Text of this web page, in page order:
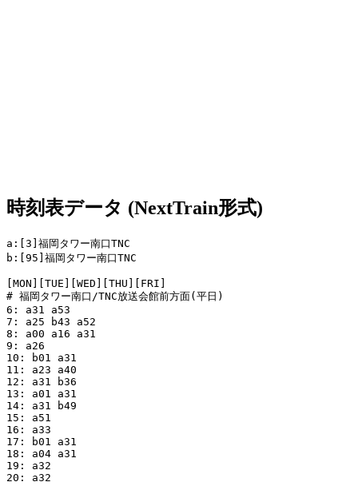
時刻表データ (NextTrain形式)
a:[3]福岡タワー南口TNC
b:[95]福岡タワー南口TNC
[MON][TUE][WED][THU][FRI]
# 福岡タワー南口/TNC放送会館前方面(平日)
6: a31 a53
7: a25 b43 a52
8: a00 a16 a31
9: a26
10: b01 a31
11: a23 a40
12: a31 b36
13: a01 a31
14: a31 b49
15: a51
16: a33
17: b01 a31
18: a04 a31
19: a32
20: a32